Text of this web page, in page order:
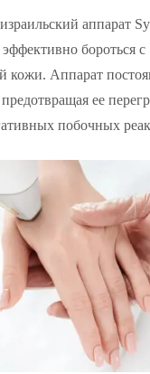
аппарат
бороться с
кожи. Аппарат
ее
побочных